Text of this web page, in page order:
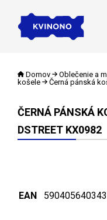
Domov Oblečenie a
košele
Černá pánská
ČERNÁ PÁNSKÁ
DSTREET KX0982
EAN